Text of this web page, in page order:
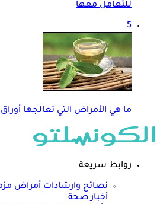
للتعامل معها
5
ما هي الأمراض التي تعالجها أوراق
روابط سريعة
نصائح وارشادات أمراض
أخبار صحة